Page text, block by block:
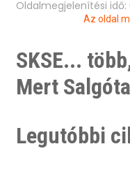
Oldalmegjelenítési
Az oldal
SKSE...
Mert
Legutóbbi